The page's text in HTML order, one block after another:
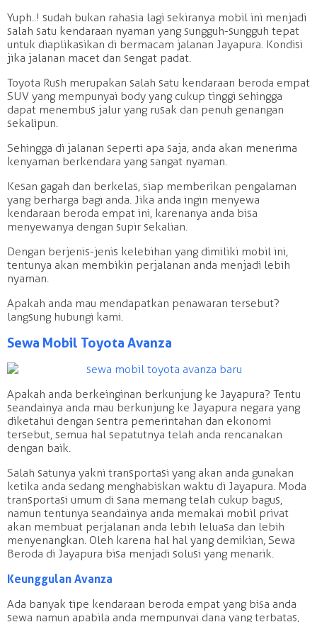
Yuph..! sudah bukan rahasia lagi sekiranya mobil ini menjadi
salah satu kendaraan nyaman yang sungguh-sungguh tepat
untuk diaplikasikan di bermacam jalanan Jayapura. Kondisi
jika jalanan macet dan sengat padat.
Toyota Rush merupakan salah satu kendaraan beroda empat
SUV yang mempunyai body yang cukup tinggi sehingga
dapat menembus jalur yang rusak dan penuh genangan
sekalipun.
Sehingga di jalanan seperti apa saja, anda akan menerima
kenyaman berkendara yang sangat nyaman.
Kesan gagah dan berkelas, siap memberikan pengalaman
yang berharga bagi anda. Jika anda ingin menyewa
kendaraan beroda empat ini, karenanya anda bisa
menyewanya dengan supir sekalian.
Dengan berjenis-jenis kelebihan yang dimiliki mobil ini,
tentunya akan membikin perjalanan anda menjadi lebih
nyaman.
Apakah anda mau mendapatkan penawaran tersebut?
langsung hubungi kami.
Sewa Mobil Toyota Avanza
Apakah anda berkeinginan berkunjung ke Jayapura? Tentu
seandainya anda mau berkunjung ke Jayapura negara yang
diketahui dengan sentra pemerintahan dan ekonomi
tersebut, semua hal sepatutnya telah anda rencanakan
dengan baik.
Salah satunya yakni transportasi yang akan anda gunakan
ketika anda sedang menghabiskan waktu di Jayapura. Moda
transportasi umum di sana memang telah cukup bagus,
namun tentunya seandainya anda memakai mobil privat
akan membuat perjalanan anda lebih leluasa dan lebih
menyenangkan. Oleh karena hal hal yang demikian, Sewa
Beroda di Jayapura bisa menjadi solusi yang menarik.
Keunggulan Avanza
Ada banyak tipe kendaraan beroda empat yang bisa anda
sewa namun apabila anda mempunyai dana yang terbatas,